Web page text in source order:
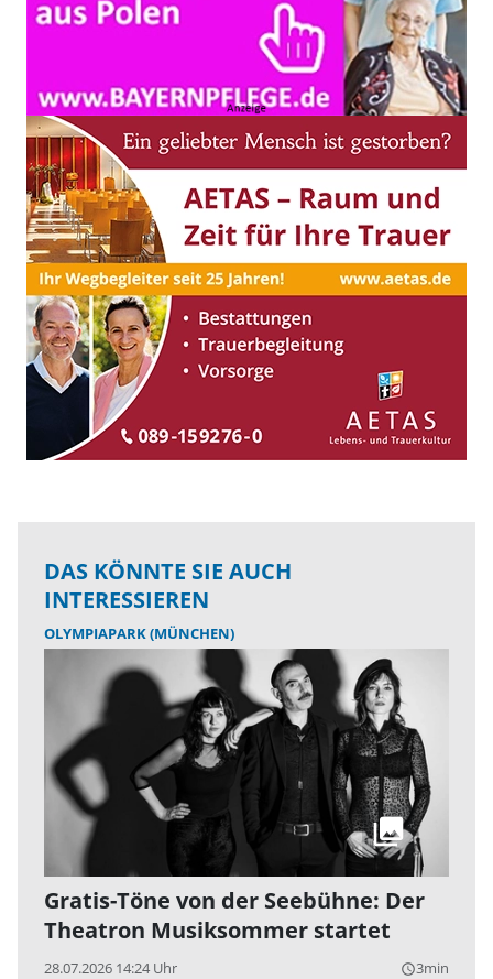
DAS KÖNNTE SIE AUCH
INTERESSIEREN
OLYMPIAPARK (MÜNCHEN)
Gratis-Töne von der Seebühne: Der
Theatron Musiksommer startet
28.07.2026 14:24 Uhr query_builder3min